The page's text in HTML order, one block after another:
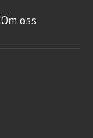
Om oss